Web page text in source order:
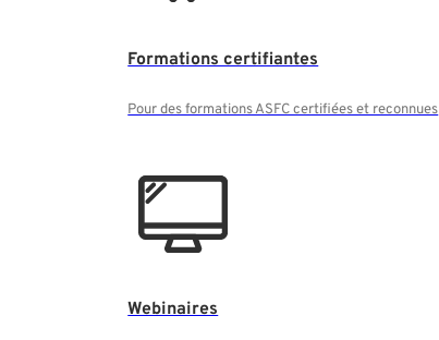
Formations certifiantes
Pour des formations ASFC certifiées et reconnues
Webinaires